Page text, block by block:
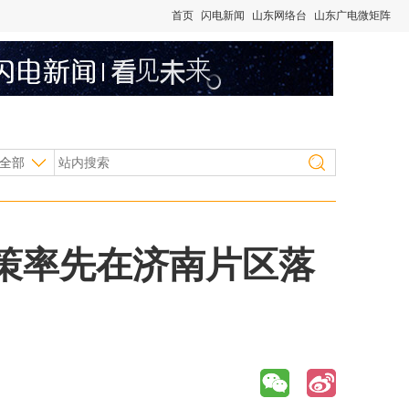
首页 闪电新闻 山东网络台 山东广电微矩阵
部
率先在济南片区落